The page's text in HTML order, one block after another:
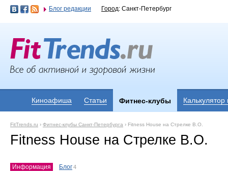
Блог редакции Город: Санкт-Петербург
Киноафиша Статьи Фитнес-клубы Калькулятор
FitTrends.ru › Фитнес-клубы Санкт-Петербурга › Fitness House на Стрелке В.О.
Fitness House на Стрелке В.О.
Информация Блог4